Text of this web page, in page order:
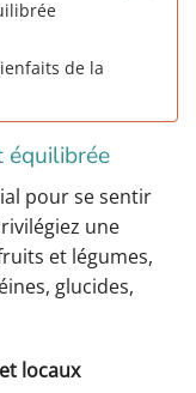
de la
équilibrée
pour se sentir
une
et légumes,
glucides,
locaux